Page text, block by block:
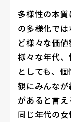
多様性の本
の多様化で
ど様々な価値
様々な年代
としても、
観にみんな
があると言え
同じ年代の